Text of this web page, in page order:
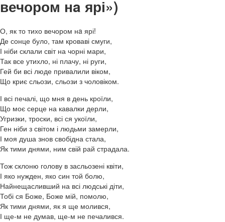
вечором нa ярі»)
О, як то тихо вечором нa ярі!
Де сонце було, там кроваві смуги,
І ніби склали світ на чорні мари,
Так все утихло, ні плачу, ні руги,
Гей би всі люде привалили віком,
Що криє сльози, сльози з чоловіком.
І всі печалі, що мня в день кроїли,
Що моє серце на кавалки дерли,
Угризки, троски, всі ся укоїли,
Ген ніби з світом і людьми замерли,
І моя душа знов свобідна стала,
Як тими днями, ним свій рай страдала.
Тож склоню голову в засльозені квіти,
І яко нужден, яко син той болю,
Найнещасливший на всі людські діти,
Тобі ся Боже, Боже мій, помолю,
Як тими днями, як я ще молився,
І ще-м не думав, ще-м не печалився.